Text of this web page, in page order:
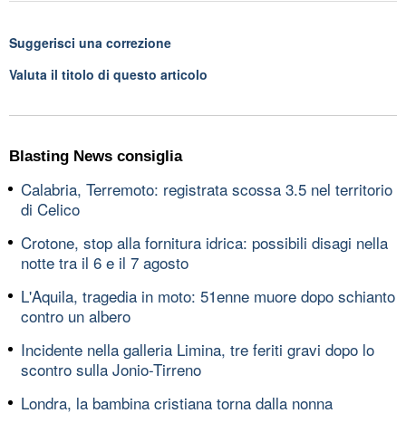
Suggerisci una correzione
Valuta il titolo di questo articolo
Blasting News consiglia
Calabria, Terremoto: registrata scossa 3.5 nel territorio
di Celico
Crotone, stop alla fornitura idrica: possibili disagi nella
notte tra il 6 e il 7 agosto
L'Aquila, tragedia in moto: 51enne muore dopo schianto
contro un albero
Incidente nella galleria Limina, tre feriti gravi dopo lo
scontro sulla Jonio-Tirreno
Londra, la bambina cristiana torna dalla nonna